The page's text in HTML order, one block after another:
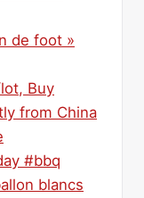
de foot »
Buy
from China
#bbq
blancs